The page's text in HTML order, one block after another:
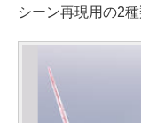
シーン再現用の2